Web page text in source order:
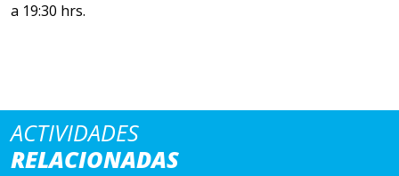
a 19:30 hrs.
ACTIVIDADES
RELACIONADAS